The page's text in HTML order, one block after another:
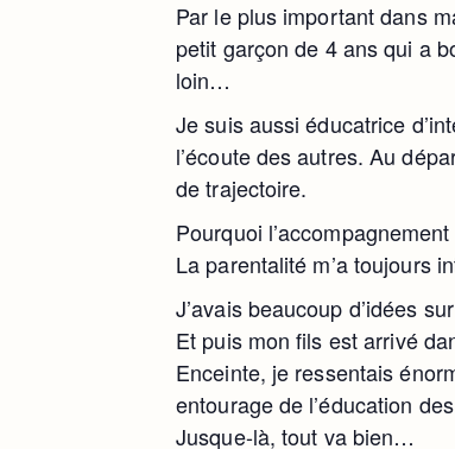
Par le plus important dans
petit garçon de 4 ans qui a
loin…
Je suis aussi éducatrice
l’écoute des autres. Au
de trajectoire.
Pourquoi
La parentalité m’a toujours
J’avais beaucoup d’idées
Et puis mon fils est arrivé
Enceinte, je ressentais
entourage de l’éducation
Jusque-là, tout va bien…